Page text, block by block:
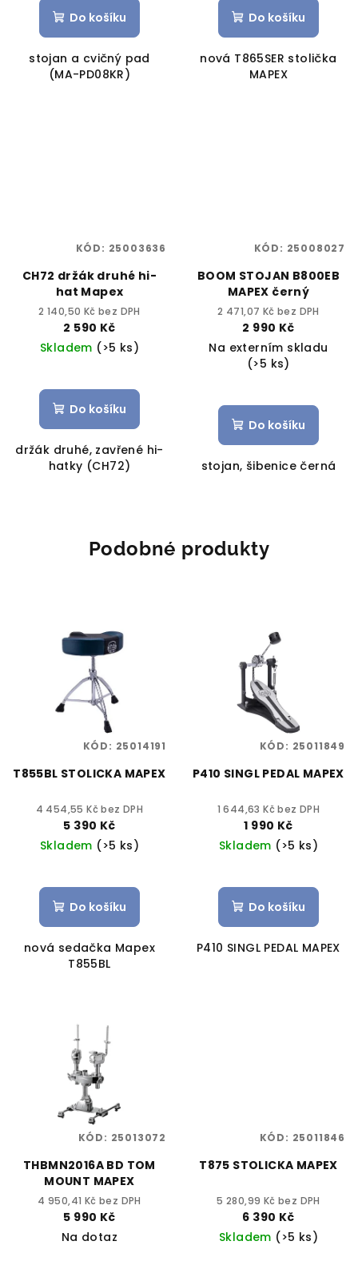
Do košíku
stojan a cvičný pad
(MA-PD08KR)
Do košíku
nová T865SER stolička
MAPEX
CH72 držák druhé hi-
hat Mapex
2 140,50 Kč bez DPH
2 590 Kč
Skladem (>5 ks)
Do košíku
držák druhé, zavřené hi-
hatky (CH72)
KÓD: 25003636
BOOM STOJAN B800EB
MAPEX černý
2 471,07 Kč bez DPH
2 990 Kč
Na externím skladu
(>5 ks)
Do košíku
stojan, šibenice černá
KÓD: 25008027
Podobné produkty
T855BL STOLICKA MAPEX
4 454,55 Kč bez DPH
5 390 Kč
Skladem (>5 ks)
Do košíku
nová sedačka Mapex
T855BL
KÓD: 25014191
P410 SINGL PEDAL MAPEX
1 644,63 Kč bez DPH
1 990 Kč
Skladem (>5 ks)
Do košíku
P410 SINGL PEDAL MAPEX
KÓD: 25011849
THBMN2016A BD TOM
MOUNT MAPEX
4 950,41 Kč bez DPH
5 990 Kč
Na dotaz
KÓD: 25013072
T875 STOLICKA MAPEX
5 280,99 Kč bez DPH
6 390 Kč
Skladem (>5 ks)
KÓD: 25011846